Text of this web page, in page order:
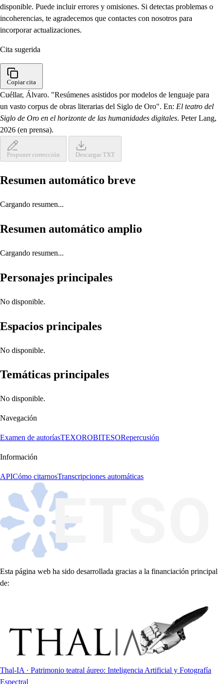
disponible. Puede incluir errores y omisiones. Si detectas problemas o
incoherencias, te agradecemos que contactes con nosotros para
incorporar actualizaciones.
Cita sugerida
Copiar cita
Cuéllar, Álvaro. "Resúmenes asistidos por modelos de lenguaje para
un vasto corpus de obras literarias del Siglo de Oro". En: El teatro del
Siglo de Oro en el horizonte de las humanidades digitales. Peter Lang,
2026 (en prensa).
Proponer corrección Descargar TXT
Resumen automático breve
Cargando resumen...
Resumen automático amplio
Cargando resumen...
Personajes principales
No disponible.
Espacios principales
No disponible.
Temáticas principales
No disponible.
Navegación
Examen de autoríasTEXOROBITESORepercusión
Información
APICómo citarnosTranscripciones automáticas
Esta página web ha sido desarrollada gracias a la financiación principal
de:
Thal-IA · Patrimonio teatral áureo: Inteligencia Artificial y Fotografía
Espectral